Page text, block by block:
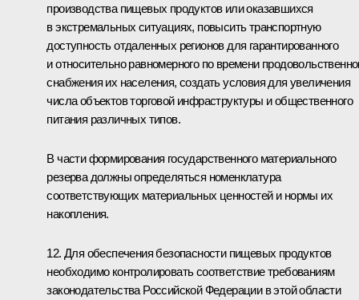
производства пищевых продуктов или оказавшихся
в экстремальных ситуациях, повысить транспортную
доступность отдаленных регионов для гарантированного
и относительно равномерного по времени
снабжения их населения, создать условия для увеличения
числа объектов торговой инфраструктуры и общественного
питания различных типов.
В части формирования государственного материального
резерва должны определяться номенклатура
соответствующих материальных ценностей и нормы их
накопления.
12. Для обеспечения безопасности пищевых продуктов
необходимо контролировать соответствие требованиям
законодательства Российской Федерации в этой области